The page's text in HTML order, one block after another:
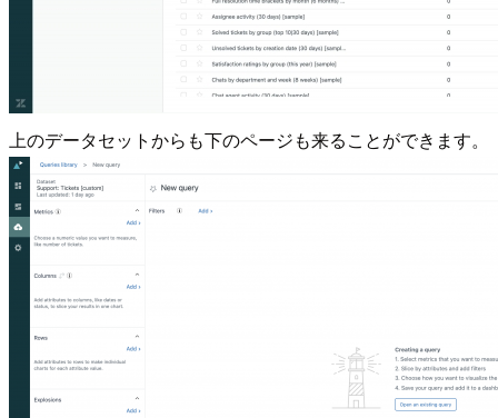
上のデータセットからも下のページも来ることができます。